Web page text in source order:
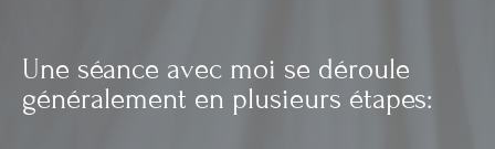
Une séance avec moi se déroule
généralement en plusieurs étapes: